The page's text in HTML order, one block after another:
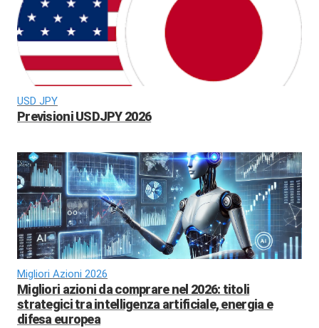
USD JPY
Previsioni USDJPY 2026
Migliori Azioni 2026
Migliori azioni da comprare nel 2026: titoli
strategici tra intelligenza artificiale, energia e
difesa europea